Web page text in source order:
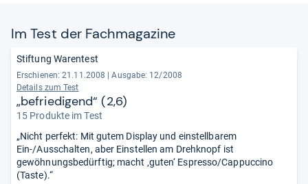
Im Test der Fach­ma­ga­zine
Stiftung Warentest
Erschienen: 21.11.2008 | Ausgabe: 12/2008
Details zum Test
„befriedigend“ (2,6)
15 Produkte im Test
„Nicht perfekt: Mit gutem Display und einstellbarem
Ein-/Ausschalten, aber Einstellen am Drehknopf ist
gewöhnungsbedürftig; macht ‚guten‘ Espresso/Cappuccino
(Taste).“